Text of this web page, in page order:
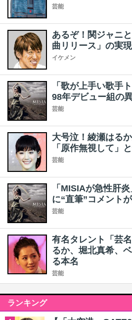
芸能
あるぞ！関ジャニ
曲リリース」の実
イケメン
「歌が上手い歌手
98年デビュー組の
芸能
大号泣！綾瀬はる
「原作無視して」
芸能
「MISIAが急性肝
に“直筆”コメント
芸能
有名タレント「芸
るか、堀北真希、
る本名
芸能
ランキング